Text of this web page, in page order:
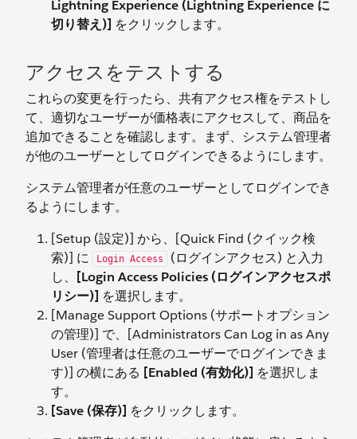
Lightning Experience (Lightning Experience に
切り替え)] をクリックします。
アクセスをテストする
これらの変更を行ったら、共有アクセス権をテストし
て、適切なユーザーが価格表にアクセスして、商品を
追加できることを確認します。まず、システム管理者
が他のユーザーとしてログインできるようにします。
システム管理者が任意のユーザーとしてログインでき
るようにします。
[Setup (設定)] から、[Quick Find (クイック検
索)] に
Login Access
(ログインアクセス) と入力
し、
[Login Access Policies (ログインアクセスポ
リシー)] を選択します。
[Manage Support Options (サポートオプション
の管理)] で、[Administrators Can Log in as Any
User (管理者は任意のユーザーでログインできま
す)] の横にある [Enabled (有効化)] を選択しま
す。
[Save (保存)] をクリックします。